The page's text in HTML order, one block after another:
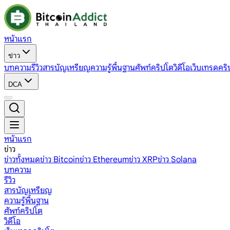
หน้าแรก
ข่าว
บทความรีวิวสารบัญเหรียญความรู้พื้นฐานศัพท์คริปโตวิดีโอเว็บเทรดค
DCA
หน้าแรก
ข่าว
ข่าวทั้งหมดข่าว Bitcoinข่าว Ethereumข่าว XRPข่าว Solana
บทความ
รีวิว
สารบัญเหรียญ
ความรู้พื้นฐาน
ศัพท์คริปโต
วิดีโอ